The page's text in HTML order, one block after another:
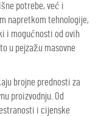
potrebe, već i
napretkom tehnologije,
i mogućnosti od ovih
u pejzažu masovne
brojne prednosti za
proizvodnju. Od
i cijenske